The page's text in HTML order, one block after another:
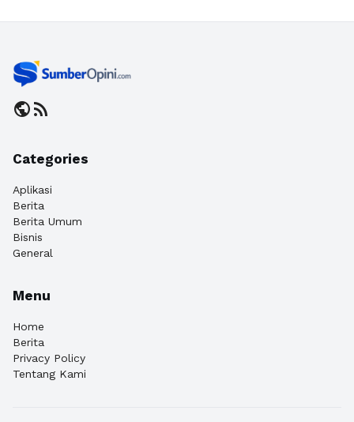
publicrss_feed
Categories
Aplikasi
Berita
Berita Umum
Bisnis
General
Menu
Home
Berita
Privacy Policy
Tentang Kami